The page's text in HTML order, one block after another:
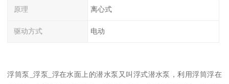
原理 离心式
驱动方式 电动
浮筒泵_浮泵_浮在水面上的潜水泵又叫浮式潜水泵，利用浮筒浮在